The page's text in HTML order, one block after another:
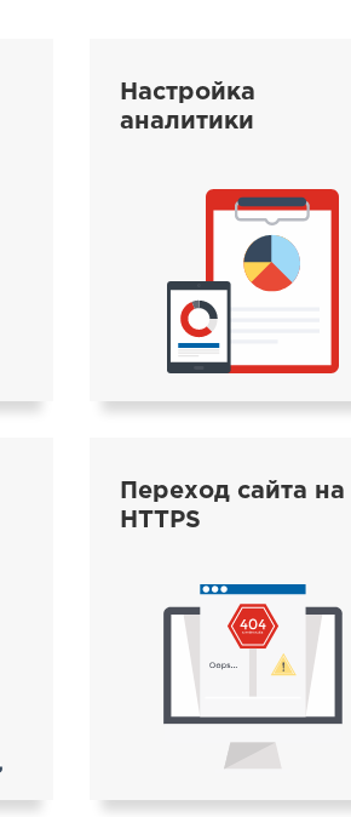
Настройка
аналитики
Переход сайта на
HTTPS